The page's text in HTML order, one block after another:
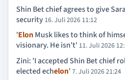
Shin Bet chief agrees to give
security 16. Juli 2026 11:12
'Elon Musk likes to think of
visionary. He isn't' 11. Juli 2026
Zini: 'I accepted Shin Bet chief
elected echelon' 7. Juli 2026 21:24